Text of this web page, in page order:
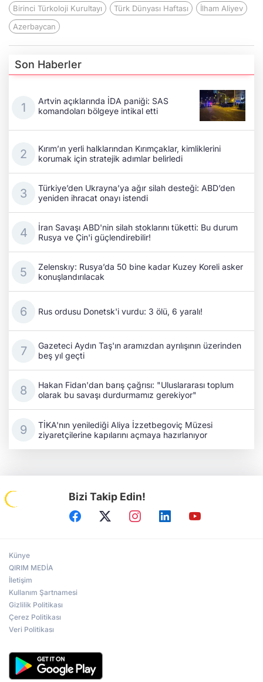
Birinci Türkoloji Kurultayı Türk Dünyası Haftası
İlham Aliyev
Azerbaycan
Son Haberler
Artvin açıklarında İDA paniği: SAS
komandoları bölgeye intikal etti
Kırım’ın yerli halklarından Kırımçaklar, kimliklerini
korumak için stratejik adımlar belirledi
Türkiye’den Ukrayna’ya ağır silah desteği: ABD’den
yeniden ihracat onayı istendi
İran Savaşı ABD'nin silah stoklarını tüketti: Bu durum
Rusya ve Çin'i güçlendirebilir!
Zelenskıy: Rusya’da 50 bine kadar Kuzey Koreli asker
konuşlandırılacak
Rus ordusu Donetsk'i vurdu: 3 ölü, 6 yaralı!
Gazeteci Aydın Taş'ın aramızdan ayrılışının üzerinden
beş yıl geçti
Hakan Fidan'dan barış çağrısı: "Uluslararası toplum
olarak bu savaşı durdurmamız gerekiyor"
TİKA'nın yenilediği Aliya İzzetbegoviç Müzesi
ziyaretçilerine kapılarını açmaya hazırlanıyor
Bizi Takip Edin!
Künye
QIRIM MEDİA
İletişim
Kullanım Şartnamesi
Gizlilik Politikası
Çerez Politikası
Veri Politikası